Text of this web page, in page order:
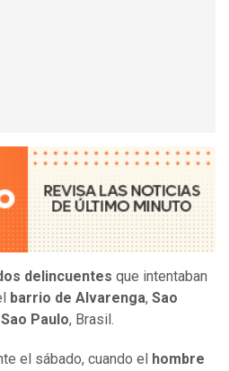
delincuentes que intentaban
barrio de Alvarenga, Sao
Sao Paulo, Brasil.
el sábado, cuando el
hombre